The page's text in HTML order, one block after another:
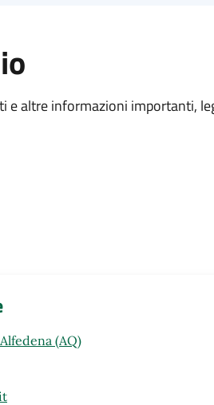
e altre informazioni importanti,
(AQ)